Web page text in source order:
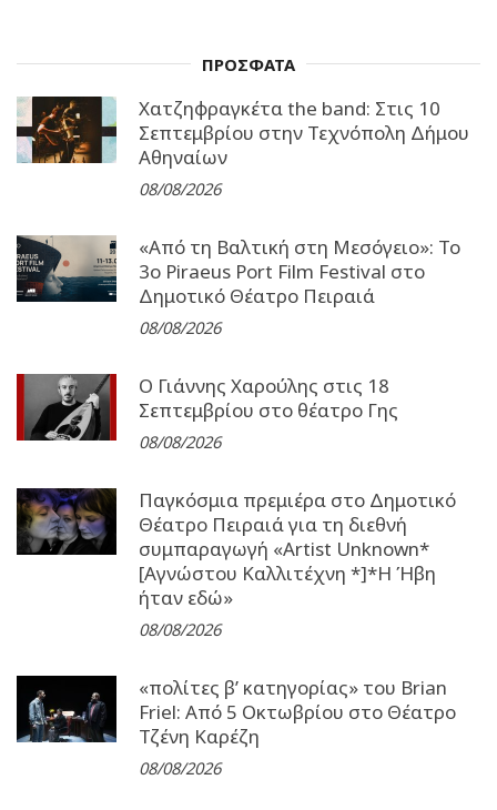
ΠΡΟΣΦΑΤΑ
Χατζηφραγκέτα the band: Στις 10
Σεπτεμβρίου στην Τεχνόπολη Δήμου
Αθηναίων
08/08/2026
«Από τη Βαλτική στη Μεσόγειο»: Το
3o Piraeus Port Film Festival στο
Δημοτικό Θέατρο Πειραιά
08/08/2026
Ο Γιάννης Χαρούλης στις 18
Σεπτεμβρίου στο θέατρο Γης
08/08/2026
Παγκόσμια πρεμιέρα στο Δημοτικό
Θέατρο Πειραιά για τη διεθνή
συμπαραγωγή «Artist Unknown*
[Αγνώστου Καλλιτέχνη *]*Η Ήβη
ήταν εδώ»
08/08/2026
«πολίτες β’ κατηγορίας» του Brian
Friel: Από 5 Οκτωβρίου στο Θέατρο
Τζένη Καρέζη
08/08/2026